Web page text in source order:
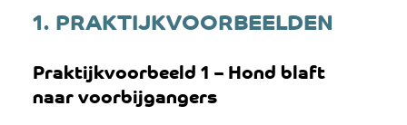
1. PRAKTIJKVOORBEELDEN
Praktijkvoorbeeld 1 – Hond blaft
naar voorbijgangers